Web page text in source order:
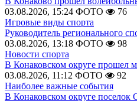
03.08.2026, 15:24 ФОТО
76
Игровые виды спорта
Руководитель регионального
03.08.2026, 13:18 ФОТО
98
Новости спорта
В Конаковском округе прошел
03.08.2026, 11:12 ФОТО
92
Наиболее важные события
В Конаковском округе поселок